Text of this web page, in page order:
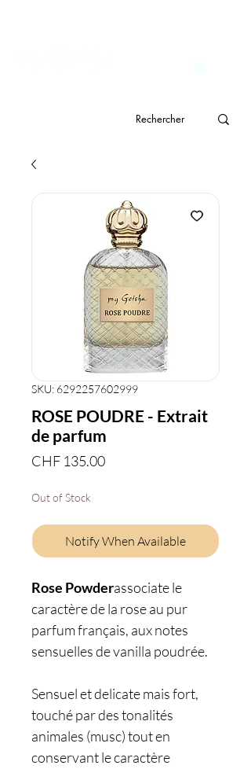
SKU: 6292257602999
ROSE POUDRE - Extrait
de parfum
CHF 135.00Price
Out of Stock
Notify When Available
Rose Powderassociate le
caractère de la rose au pur
parfum français, aux notes
sensuelles de vanilla poudrée.
Sensuel et delicate mais fort,
touché par des tonalités
animales (musc) tout en
conservant le caractère